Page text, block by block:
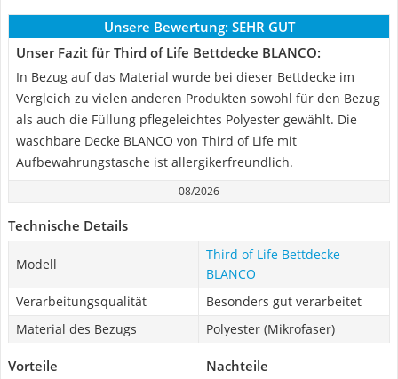
Unsere Bewertung: SEHR GUT
Unser Fazit für Third of Life Bettdecke BLANCO:
In Bezug auf das Material wurde bei dieser Bettdecke im
Vergleich zu vielen anderen Produkten sowohl für den Bezug
als auch die Füllung pflegeleichtes Polyester gewählt. Die
waschbare Decke BLANCO von Third of Life mit
Aufbewahrungstasche ist allergikerfreundlich.
08/2026
Technische Details
Modell
Third of Life Bettdecke
BLANCO
Verarbeitungsqualität
Besonders gut verarbeitet
Material des Bezugs
Polyester (Mikrofaser)
Vorteile Nachteile